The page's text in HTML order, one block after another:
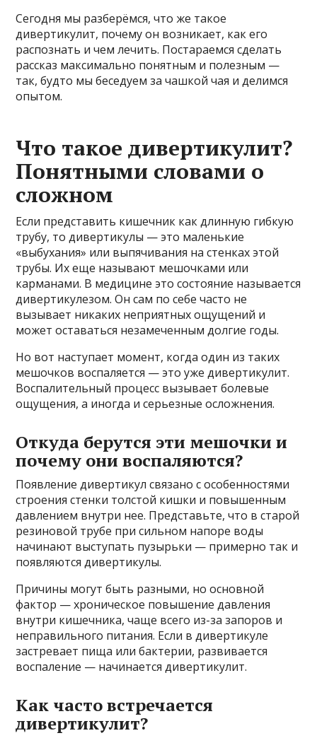
Сегодня мы разберёмся, что же такое
дивертикулит, почему он возникает, как его
распознать и чем лечить. Постараемся сделать
рассказ максимально понятным и полезным —
так, будто мы беседуем за чашкой чая и делимся
опытом.
Что такое дивертикулит?
Понятными словами о
сложном
Если представить кишечник как длинную гибкую
трубу, то дивертикулы — это маленькие
«выбухания» или выпячивания на стенках этой
трубы. Их еще называют мешочками или
карманами. В медицине это состояние называется
дивертикулезом. Он сам по себе часто не
вызывает никаких неприятных ощущений и
может оставаться незамеченным долгие годы.
Но вот наступает момент, когда один из таких
мешочков воспаляется — это уже дивертикулит.
Воспалительный процесс вызывает болевые
ощущения, а иногда и серьезные осложнения.
Откуда берутся эти мешочки и
почему они воспаляются?
Появление дивертикул связано с особенностями
строения стенки толстой кишки и повышенным
давлением внутри нее. Представьте, что в старой
резиновой трубе при сильном напоре воды
начинают выступать пузырьки — примерно так и
появляются дивертикулы.
Причины могут быть разными, но основной
фактор — хроническое повышение давления
внутри кишечника, чаще всего из-за запоров и
неправильного питания. Если в дивертикуле
застревает пища или бактерии, развивается
воспаление — начинается дивертикулит.
Как часто встречается
дивертикулит?